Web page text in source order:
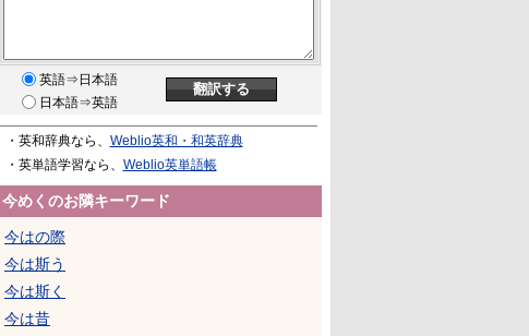
英語⇒日本語
日本語⇒英語
・英和辞典なら、 Weblio英和・和英辞典
・英単語学習なら、 Weblio英単語帳
今めくのお隣キーワード
今はの際
今は斯う
今は斯く
今は昔